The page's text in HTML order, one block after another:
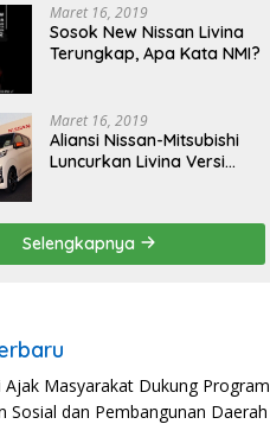
Maret 16, 2019
Sosok New Nissan Livina
Terungkap, Apa Kata NMI?
Maret 16, 2019
Aliansi Nissan-Mitsubishi
Luncurkan Livina Versi
Selengkapnya
Masyarakat Dukung Program
Sosial dan Pembangunan Daerah